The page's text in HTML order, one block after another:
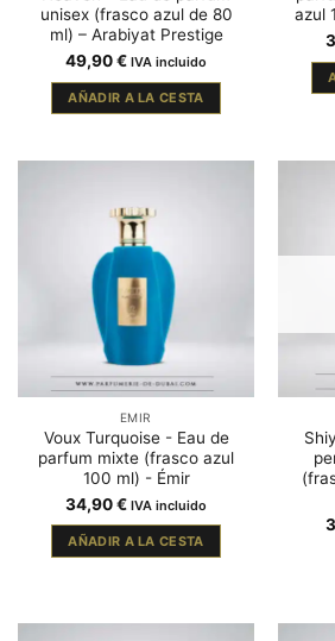
unisex (frasco azul de 80
ml) – Arabiyat Prestige
49,90€ IVA incluido
AÑADIR A LA CESTA
azul
EMIR
Voux Turquoise - Eau de
parfum mixte (frasco azul
100 ml) - Émir
34,90€ IVA incluido
AÑADIR A LA CESTA